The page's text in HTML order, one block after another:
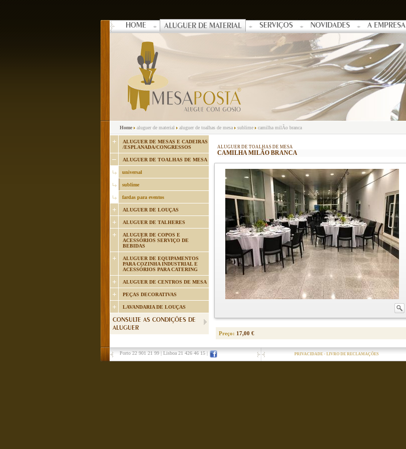
HOME ALUGUER DE MATERIAL SERVIÇOS NOVIDADES A EMPRESA
Home aluguer de material aluguer de toalhas de mesa sublime camilha milÃo branca
ALUGUER DE MESAS E CADEIRAS
/ESPLANADA/CONGRESSOS
ALUGUER DE TOALHAS DE MESA
universal
sublime
fardas para eventos
ALUGUER DE LOUÇAS
ALUGUER DE TALHERES
ALUGUER DE COPOS E
ACESSÓRIOS SERVIÇO DE
BEBIDAS
ALUGUER DE EQUIPAMENTOS
PARA COZINHA INDUSTRIAL E
ACESSÓRIOS PARA CATERING
ALUGUER DE CENTROS DE MESA
PEÇAS DECORATIVAS
LAVANDARIA DE LOUÇAS
CONSULTE AS CONDIÇÕES DE
ALUGUER
ALUGUER DE TOALHAS DE MESA
CAMILHA MILÃO BRANCA
Preço: 17,00 €
Porto 22 901 21 99 Lisboa 21 426 46 15 PRIVACIDADE - LIVRO DE RECLAMAÇÕES